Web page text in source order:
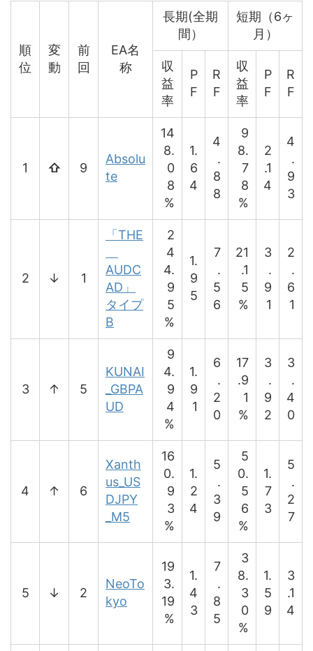
順
位
変
動
前
回
EA名
称
長期(全期
間）
短期（6ヶ
月）
収
益
率
P
F
R
F
収
益
率
P
F
R
F
1 ⇧ 9
Absolu
te
14
8.
0
8
%
1.
6
4
4
.
8
8
9
8.
7
8
%
2
.1
4
4
.
9
3
2 ↓ 1
「THE
AUDC
AD」
タイプ
B
2
4
4.
9
5
%
1.
9
5
7
.
5
6
21
.1
5
%
3
.
9
1
2
.
6
1
3 ↑ 5
KUNAI
_GBPA
UD
9
4.
9
4
%
1.
9
1
6
.
2
0
17
.9
1
%
3
.
9
2
3
.
4
0
4 ↑ 6
Xanth
us_US
DJPY
_M5
16
0.
9
3
%
1.
2
4
5
.
3
9
5
0.
5
6
%
1.
7
3
5
.
2
7
5 ↓ 2
NeoTo
kyo
19
3.
19
%
1.
4
3
7
.
8
5
3
8.
3
0
%
1.
5
9
3
.1
4